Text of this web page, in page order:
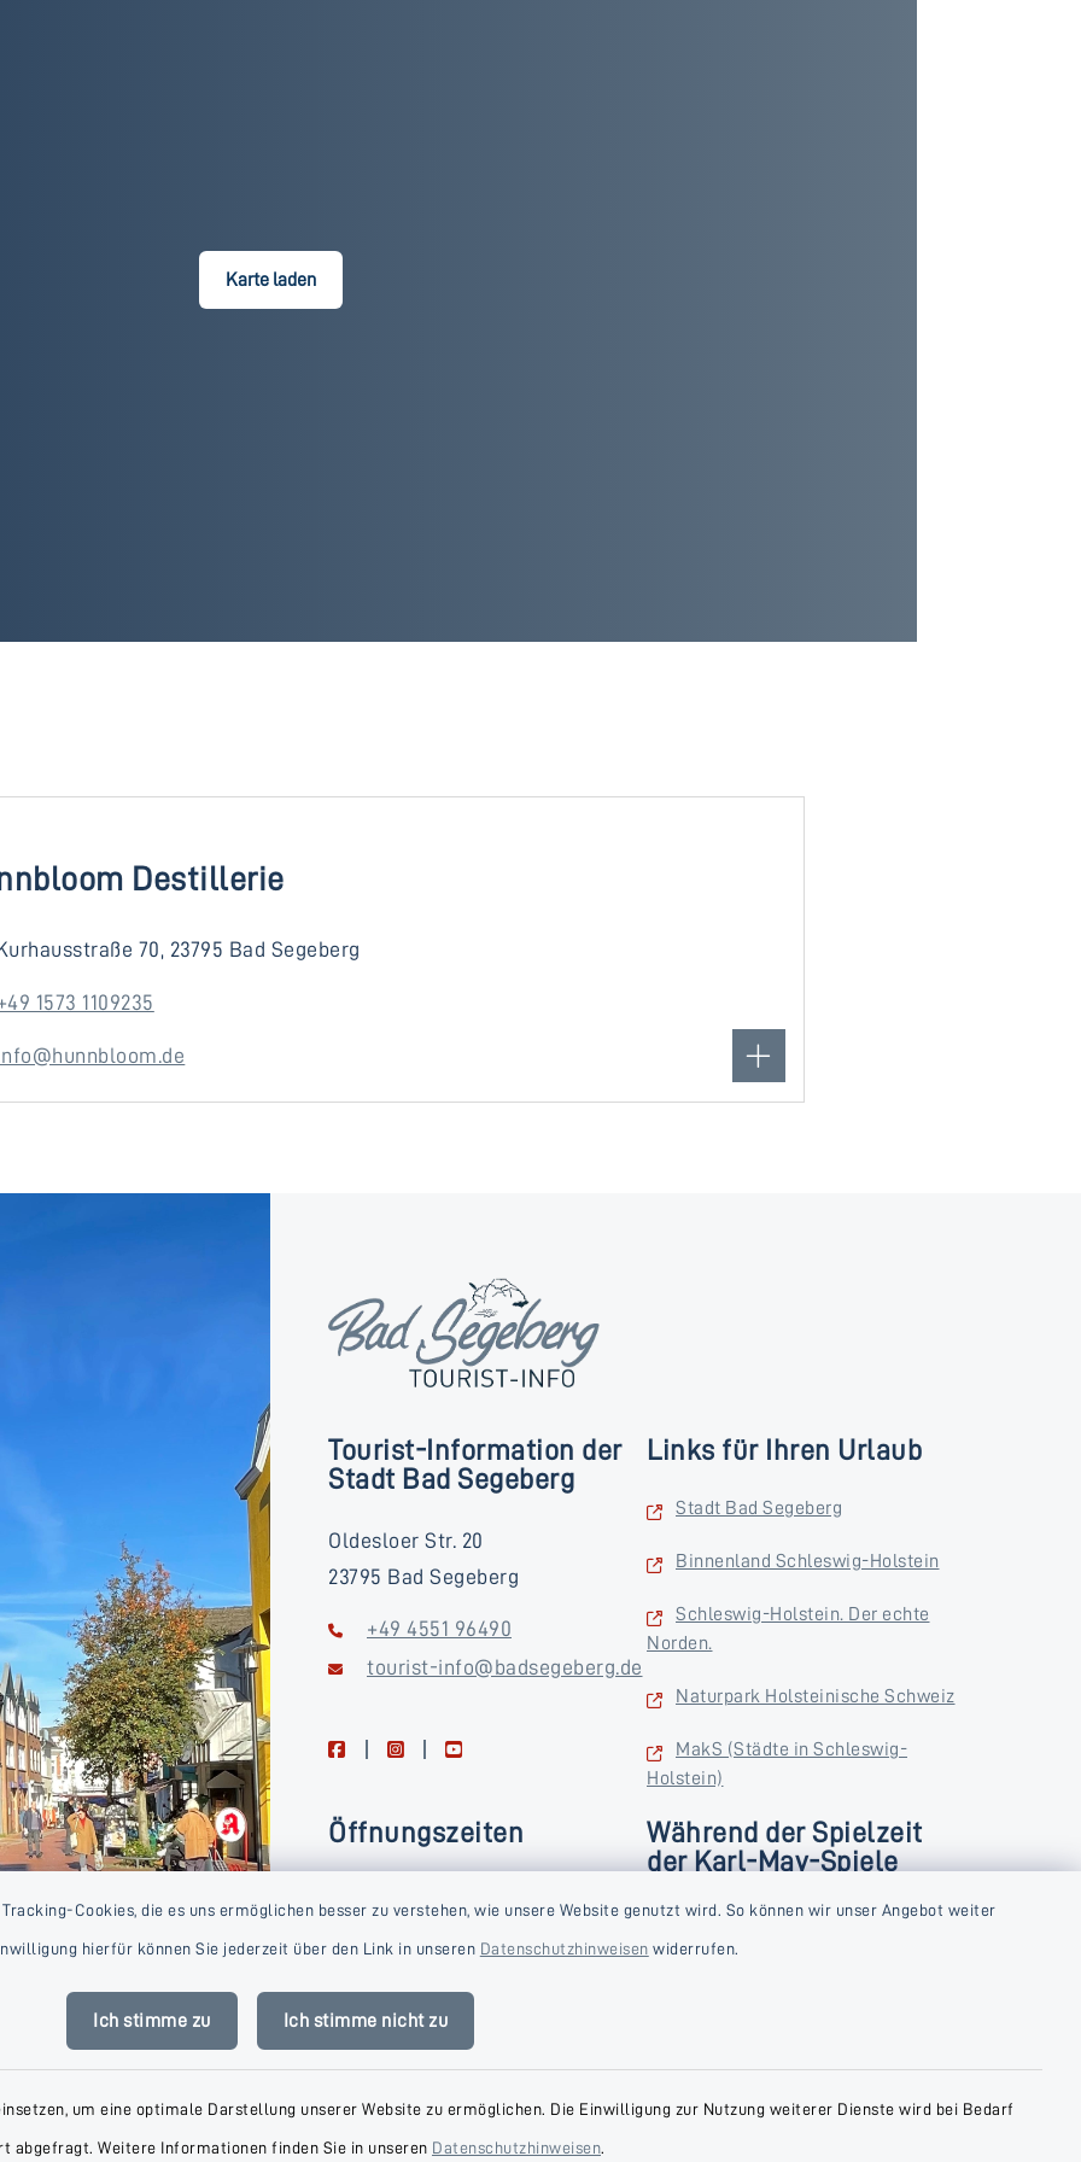
Cookies, die es uns ermöglichen besser zu verstehen, wie unsere Website genutzt wird. So können wir unser Angebot weiter
hierfür können Sie jederzeit über den Link in unseren Datenschutzhinweisen widerrufen.
Ich stimme zu Ich stimme nicht zu
um eine optimale Darstellung unserer Website zu ermöglichen. Die Einwilligung zur Nutzung weiterer Dienste wird bei Bedarf
abgefragt. Weitere Informationen finden Sie in unseren Datenschutzhinweisen.
Karte laden
Destillerie
70, 23795 Bad Segeberg
1573 1109235
Tourist-Information der
Stadt Bad Segeberg
Oldesloer Str. 20
23795 Bad Segeberg
+49 4551 96490
tourist-info@badsegeberg.de
facebookinstagramyoutube
Links für Ihren Urlaub
Stadt Bad Segeberg
Binnenland Schleswig-Holstein
Schleswig-Holstein. Der echte
Norden.
Naturpark Holsteinische Schweiz
MakS (Städte in Schleswig-
Holstein)
Öffnungszeiten
Freitag
09:00-16:00 Uhr
Mittwoch
09:00-14:00 Uhr
Während der Spielzeit
der Karl-May-Spiele
Donnerstag und Freitag